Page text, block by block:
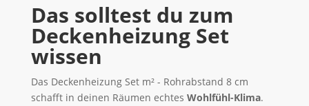
Das solltest du zum
Deckenheizung Set
wissen
Das Deckenheizung Set m² - Rohrabstand 8 cm
schafft in deinen Räumen echtes Wohlfühl-Klima.